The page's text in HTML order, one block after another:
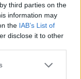
third parties on the
information may
the IAB’s List of
disclose it to other